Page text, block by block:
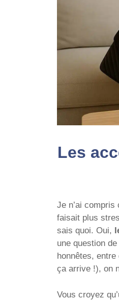
Les
Je n’ai
faisait plus
sais quoi. Oui,
une question
honnêtes,
ça arrive !), on
Vous croyez